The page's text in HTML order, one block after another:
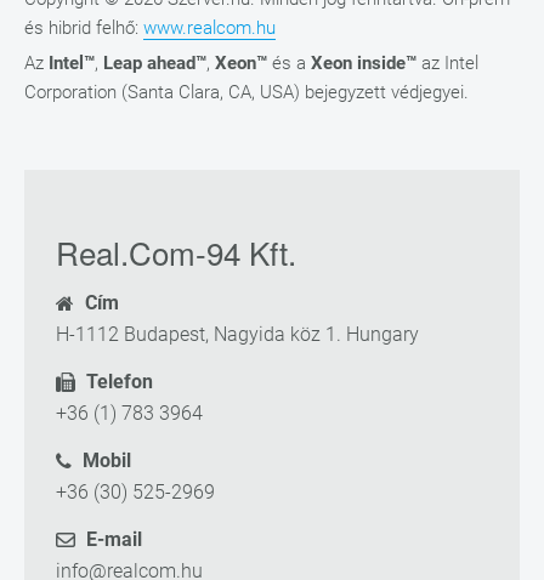
és hibrid felhő: www.realcom.hu
Az Intel™, Leap ahead™, Xeon™ és a Xeon inside™ az Intel
Corporation (Santa Clara, CA, USA) bejegyzett védjegyei.
Real.Com-94 Kft.
Cím
H-1112 Budapest, Nagyida köz 1. Hungary
Telefon
+36 (1) 783 3964
Mobil
+36 (30) 525-2969
E-mail
info@realcom.hu